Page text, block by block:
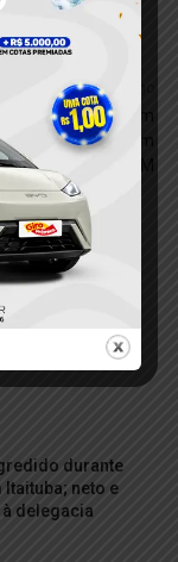
Próximo
malabarismo em
pública e colide em
Viatura da PM
de prisão é
Militar durante
durante
neto e
delegacia